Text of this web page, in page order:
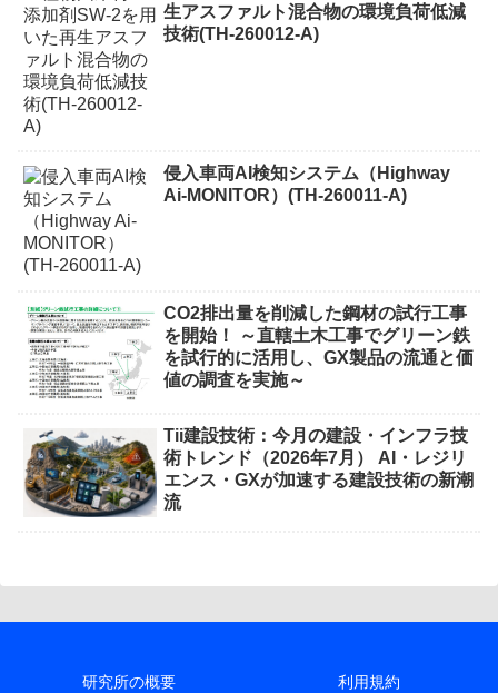
生アスファルト混合物の環境負荷低減
技術(TH-260012-A)
侵入車両AI検知システム（Highway
Ai-MONITOR）(TH-260011-A)
CO2排出量を削減した鋼材の試行工事
を開始！ ～直轄土木工事でグリーン鉄
を試行的に活用し、GX製品の流通と価
値の調査を実施～
Tii建設技術：今月の建設・インフラ技
術トレンド（2026年7月） AI・レジリ
エンス・GXが加速する建設技術の新潮
流
研究所の概要 利用規約